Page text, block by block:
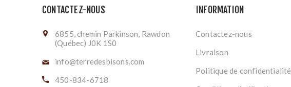
CONTACTEZ-NOUS
6855, chemin Parkinson, Rawdon
(Québec) J0K 1S0
info@terredesbisons.com
450-834-6718
INFORMATION
Contactez-nous
Livraison
Politique de confidentialité